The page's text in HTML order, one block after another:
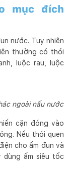
mục đích
nước. Tuy nhiên
thường có thói
luộc rau, luộc
ngoài nấu nước
cặn đóng vào
Nếu thói quen
cho ấm đun và
dùng ấm siêu tốc